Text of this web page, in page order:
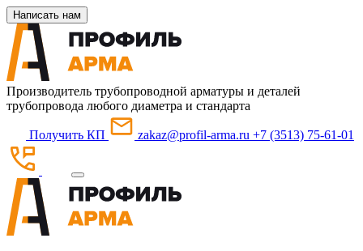
Написать нам
Производитель трубопроводной арматуры и деталей
трубопровода любого диаметра и стандарта
Получить КП zakaz@profil-arma.ru +7 (3513) 75-61-01